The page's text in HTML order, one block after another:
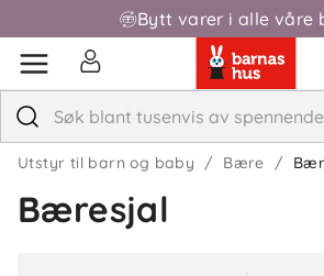
Bytt varer i alle våre
Fri frakt over
Utstyr til barn og baby Bære
Bæresjal